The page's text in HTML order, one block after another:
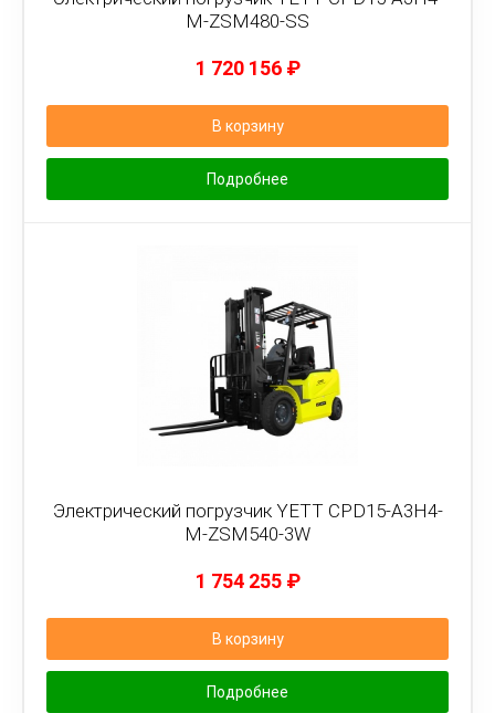
M-ZSM480-SS
1 720 156 ₽
В корзину
Подробнее
Электрический погрузчик YETT CPD15-A3H4-
M-ZSM540-3W
1 754 255 ₽
В корзину
Подробнее